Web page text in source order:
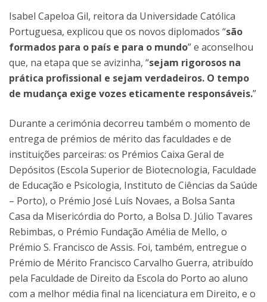
Isabel Capeloa Gil, reitora da Universidade Católica
Portuguesa, explicou que os novos diplomados “são
formados para o país e para o mundo” e aconselhou
que, na etapa que se avizinha, “sejam rigorosos na
prática profissional e sejam verdadeiros. O tempo
de mudança exige vozes eticamente responsáveis.”
Durante a cerimónia decorreu também o momento de
entrega de prémios de mérito das faculdades e de
instituições parceiras: os Prémios Caixa Geral de
Depósitos (Escola Superior de Biotecnologia, Faculdade
de Educação e Psicologia, Instituto de Ciências da Saúde
– Porto), o Prémio José Luís Novaes, a Bolsa Santa
Casa da Misericórdia do Porto, a Bolsa D. Júlio Tavares
Rebimbas, o Prémio Fundação Amélia de Mello, o
Prémio S. Francisco de Assis. Foi, também, entregue o
Prémio de Mérito Francisco Carvalho Guerra, atribuído
pela Faculdade de Direito da Escola do Porto ao aluno
com a melhor média final na licenciatura em Direito, e o